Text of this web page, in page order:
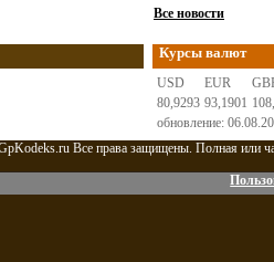
Все новости
Курсы валют
USD EUR
80,9293 93,1901
обновление:
Все права защищены. Полная или